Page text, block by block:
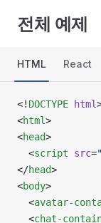
전체 예제
HTML React
<! DOCTYPE html
<html>
<head>
  <
script src=
</head>
<body>
  <
avatar-
  <
chat-